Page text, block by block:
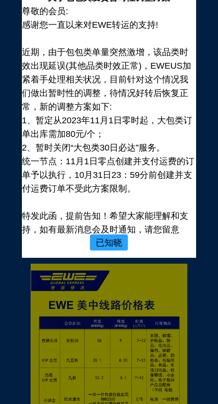
登录
注册新手有礼
价格表
尊敬的会员:
感谢您一直以来对EWE转运的支持!
近期，由于包包类单量突然激增，该品类时
效出现延误(其他品类时效正常)，EWEUS加
紧着手处理相关状况，目前针对这个情况我
们做出暂时性的调整，待情况好转后恢复正
常，新的调整方案如下:
1、暂定从2023年11月1日零时起，大包类订
单出库需加80元/个；
2、暂时关闭“大包类30日必达”服务。
统一节点：11月1日零点创建并支付运费的订
单予以执行，10月31日23：59分前创建并支
付运费订单不受此方案限制。
特发此函，提前告知！希望大家能理解和支
持，如有最新消息会及时通知，请您留意
EWE转运官网公告，再次感谢您的配合与支
持！
EWE US EXPRESS INC.
2023年10月19日
已知晓